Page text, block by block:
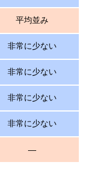
平均並み
非常に少ない
非常に少ない
非常に少ない
非常に少ない
―